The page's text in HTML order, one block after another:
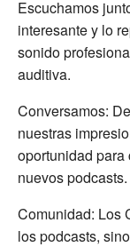
Escuchamos
interesante y lo
sonido
auditiva.
Conversamos:
nuestras
oportunidad para
nuevos podcasts.
Comunidad: Los
los podcasts,